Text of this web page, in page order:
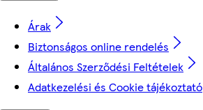
Árak
Biztonságos online rendelés
Általános Szerződési Feltételek
Adatkezelési és Cookie tájékoztató